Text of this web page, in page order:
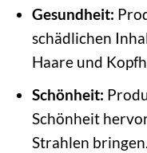
Gesundheit:
schädlichen
Haare und
Schönheit:
Schönheit
Strahlen bringen.